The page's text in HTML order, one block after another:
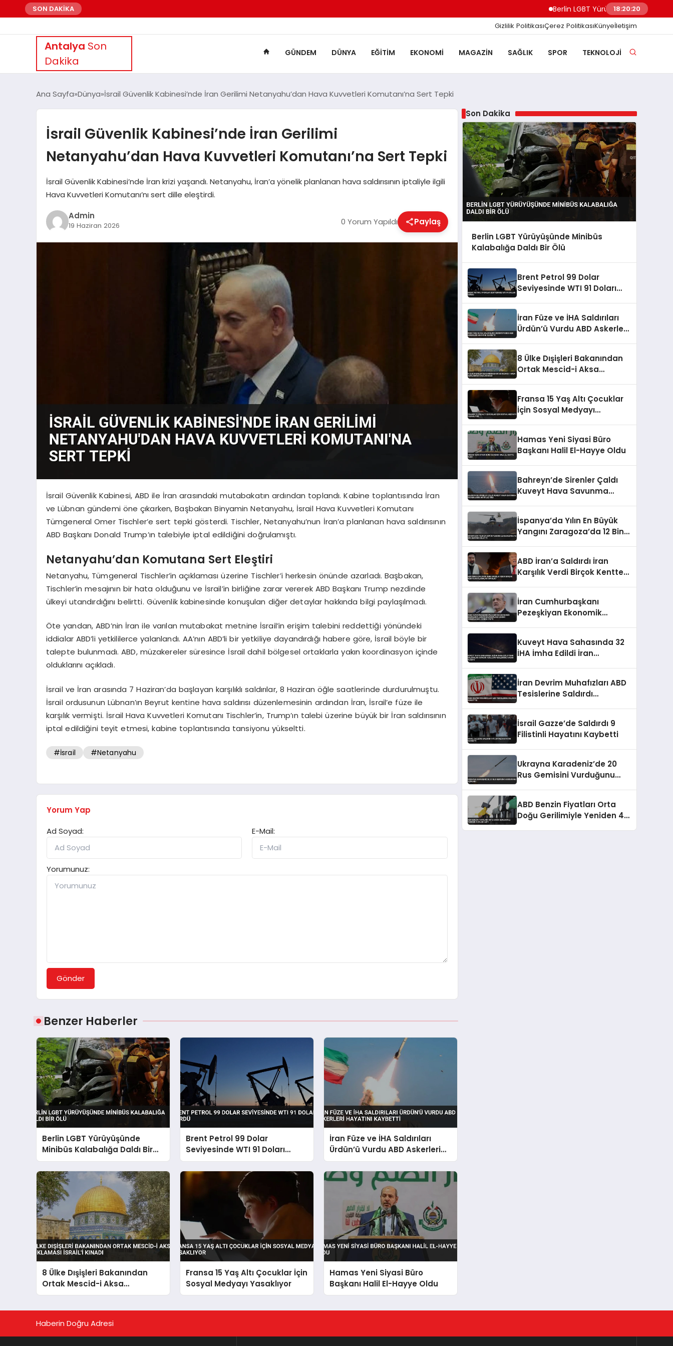
SON DAKİKA Berlin LGBT Yürüyüşünde Minibüs
18:20:21
Gizlilik PolitikasıÇerez PolitikasıKünyeİletişim
Antalya Son
Dakika
GÜNDEM DÜNYA EĞITIM EKONOMI MAGAZIN SAĞLIK SPOR TEKNOLOJI
Ana Sayfa Dünya İsrail Güvenlik Kabinesi’nde İran Gerilimi Netanyahu’dan Hava Kuvvetleri Komutanı’na Sert Tepki
İsrail Güvenlik Kabinesi’nde İran Gerilimi
Netanyahu’dan Hava Kuvvetleri Komutanı’na Sert Tepki
İsrail Güvenlik Kabinesi’nde İran krizi yaşandı. Netanyahu, İran’a yönelik planlanan hava saldırısının iptaliyle ilgili
Hava Kuvvetleri Komutanı’nı sert dille eleştirdi.
Admin
19 Haziran 2026 0 Yorum Yapıldı Paylaş
İsrail Güvenlik Kabinesi, ABD ile İran arasındaki mutabakatın ardından toplandı. Kabine toplantısında İran
ve Lübnan gündemi öne çıkarken, Başbakan Binyamin Netanyahu, İsrail Hava Kuvvetleri Komutanı
Tümgeneral Omer Tischler’e sert tepki gösterdi. Tischler, Netanyahu’nun İran’a planlanan hava saldırısının
ABD Başkanı Donald Trump’ın talebiyle iptal edildiğini doğrulamıştı.
Netanyahu’dan Komutana Sert Eleştiri
Netanyahu, Tümgeneral Tischler’in açıklaması üzerine Tischler’i herkesin önünde azarladı. Başbakan,
Tischler’in mesajının bir hata olduğunu ve İsrail’in birliğine zarar vererek ABD Başkanı Trump nezdinde
ülkeyi utandırdığını belirtti. Güvenlik kabinesinde konuşulan diğer detaylar hakkında bilgi paylaşılmadı.
Öte yandan, ABD’nin İran ile varılan mutabakat metnine İsrail’in erişim talebini reddettiği yönündeki
iddialar ABD’li yetkililerce yalanlandı. AA’nın ABD’li bir yetkiliye dayandırdığı habere göre, İsrail böyle bir
talepte bulunmadı. ABD, müzakereler süresince İsrail dahil bölgesel ortaklarla yakın koordinasyon içinde
olduklarını açıkladı.
İsrail ve İran arasında 7 Haziran’da başlayan karşılıklı saldırılar, 8 Haziran öğle saatlerinde durdurulmuştu.
İsrail ordusunun Lübnan’ın Beyrut kentine hava saldırısı düzenlemesinin ardından İran, İsrail’e füze ile
karşılık vermişti. İsrail Hava Kuvvetleri Komutanı Tischler’in, Trump’ın talebi üzerine büyük bir İran saldırısının
iptal edildiğini teyit etmesi, kabine toplantısında tansiyonu yükseltti.
#İsrail #Netanyahu
Yorum Yap
Ad Soyad:
E-Mail:
Yorumunuz:
Gönder
Benzer Haberler
Berlin LGBT Yürüyüşünde
Minibüs Kalabalığa Daldı Bir
Ölü
Brent Petrol 99 Dolar
Seviyesinde WTI 91 Doları
Gördü
İran Füze ve İHA Saldırıları
Ürdün’ü Vurdu ABD Askerleri
Hayatını Kaybetti
8 Ülke Dışişleri Bakanından
Ortak Mescid-i Aksa
Açıklaması İsrail’i Kınadı
Fransa 15 Yaş Altı Çocuklar İçin
Sosyal Medyayı Yasaklıyor
Hamas Yeni Siyasi Büro
Başkanı Halil El-Hayye Oldu
Son Dakika
Berlin LGBT Yürüyüşünde Minibüs
Kalabalığa Daldı Bir Ölü
Brent Petrol 99 Dolar
Seviyesinde WTI 91 Doları
İran Füze ve İHA Saldırıları
Ürdün’ü Vurdu ABD Askerleri
8 Ülke Dışişleri Bakanından
Ortak Mescid-i Aksa
Fransa 15 Yaş Altı Çocuklar
İçin Sosyal Medyayı
Hamas Yeni Siyasi Büro
Başkanı Halil El-Hayye Oldu
Bahreyn’de Sirenler Çaldı
Kuveyt Hava Savunma
İspanya’da Yılın En Büyük
Yangını Zaragoza’da 12 Bin
ABD İran’a Saldırdı İran
Karşılık Verdi Birçok Kentte
İran Cumhurbaşkanı
Pezeşkiyan Ekonomik
Verebileceği Uyarısı Yaptı
Kuveyt Hava Sahasında 32
İHA İmha Edildi İran
İran Devrim Muhafızları ABD
Tesislerine Saldırdı
İsrail Gazze’de Saldırdı 9
Filistinli Hayatını Kaybetti
Ukrayna Karadeniz’de 20
Rus Gemisini Vurduğunu
ABD Benzin Fiyatları Orta
Doğu Gerilimiyle Yeniden 4
Haberin Doğru Adresi